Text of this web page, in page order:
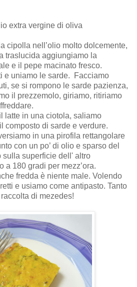
extra vergine di oliva
cipolla nell’olio molto dolcemente,
traslucida aggiungiamo la
e il pepe macinato fresco.
e uniamo le sarde. Facciamo
se si rompono le sarde pazienza,
il prezzemolo, giriamo, ritiriamo
latte in una ciotola, saliamo
composto di sarde e verdure.
in una pirofila rettangolare
con un po’ di olio e sparso del
sulla superficie dell' altro
a 180 gradi per mezz’ora.
fredda è niente male. Volendo
e usiamo come antipasto. Tanto
di mezedes!